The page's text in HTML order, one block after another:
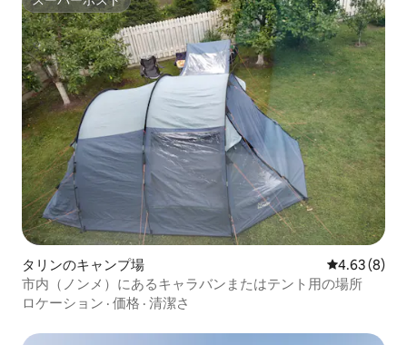
スーパーホスト
タリンのキャンプ場 レビュー8
4.63 (8)
市内（ノンメ）にあるキャラバンまたはテント用の場所
ロケーション · 価格 · 清潔さ